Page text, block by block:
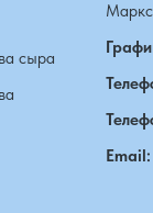
сыра
Email: